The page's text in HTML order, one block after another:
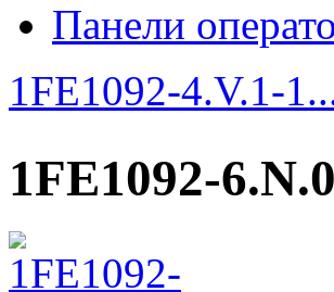
Панели
1FE1092-4.V.1-
1FE1092-